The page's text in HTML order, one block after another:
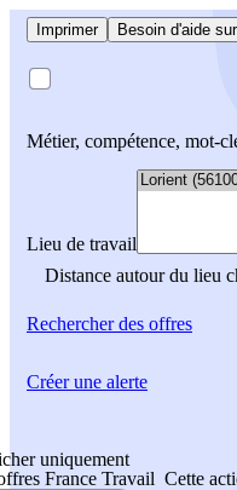
Imprimer Besoin d'aide
Métier, compétence, mot-
Lieu de travail
Distance autour du lieu
Rechercherdes offres
uniquement
France Travail Cette
Créer une alerte